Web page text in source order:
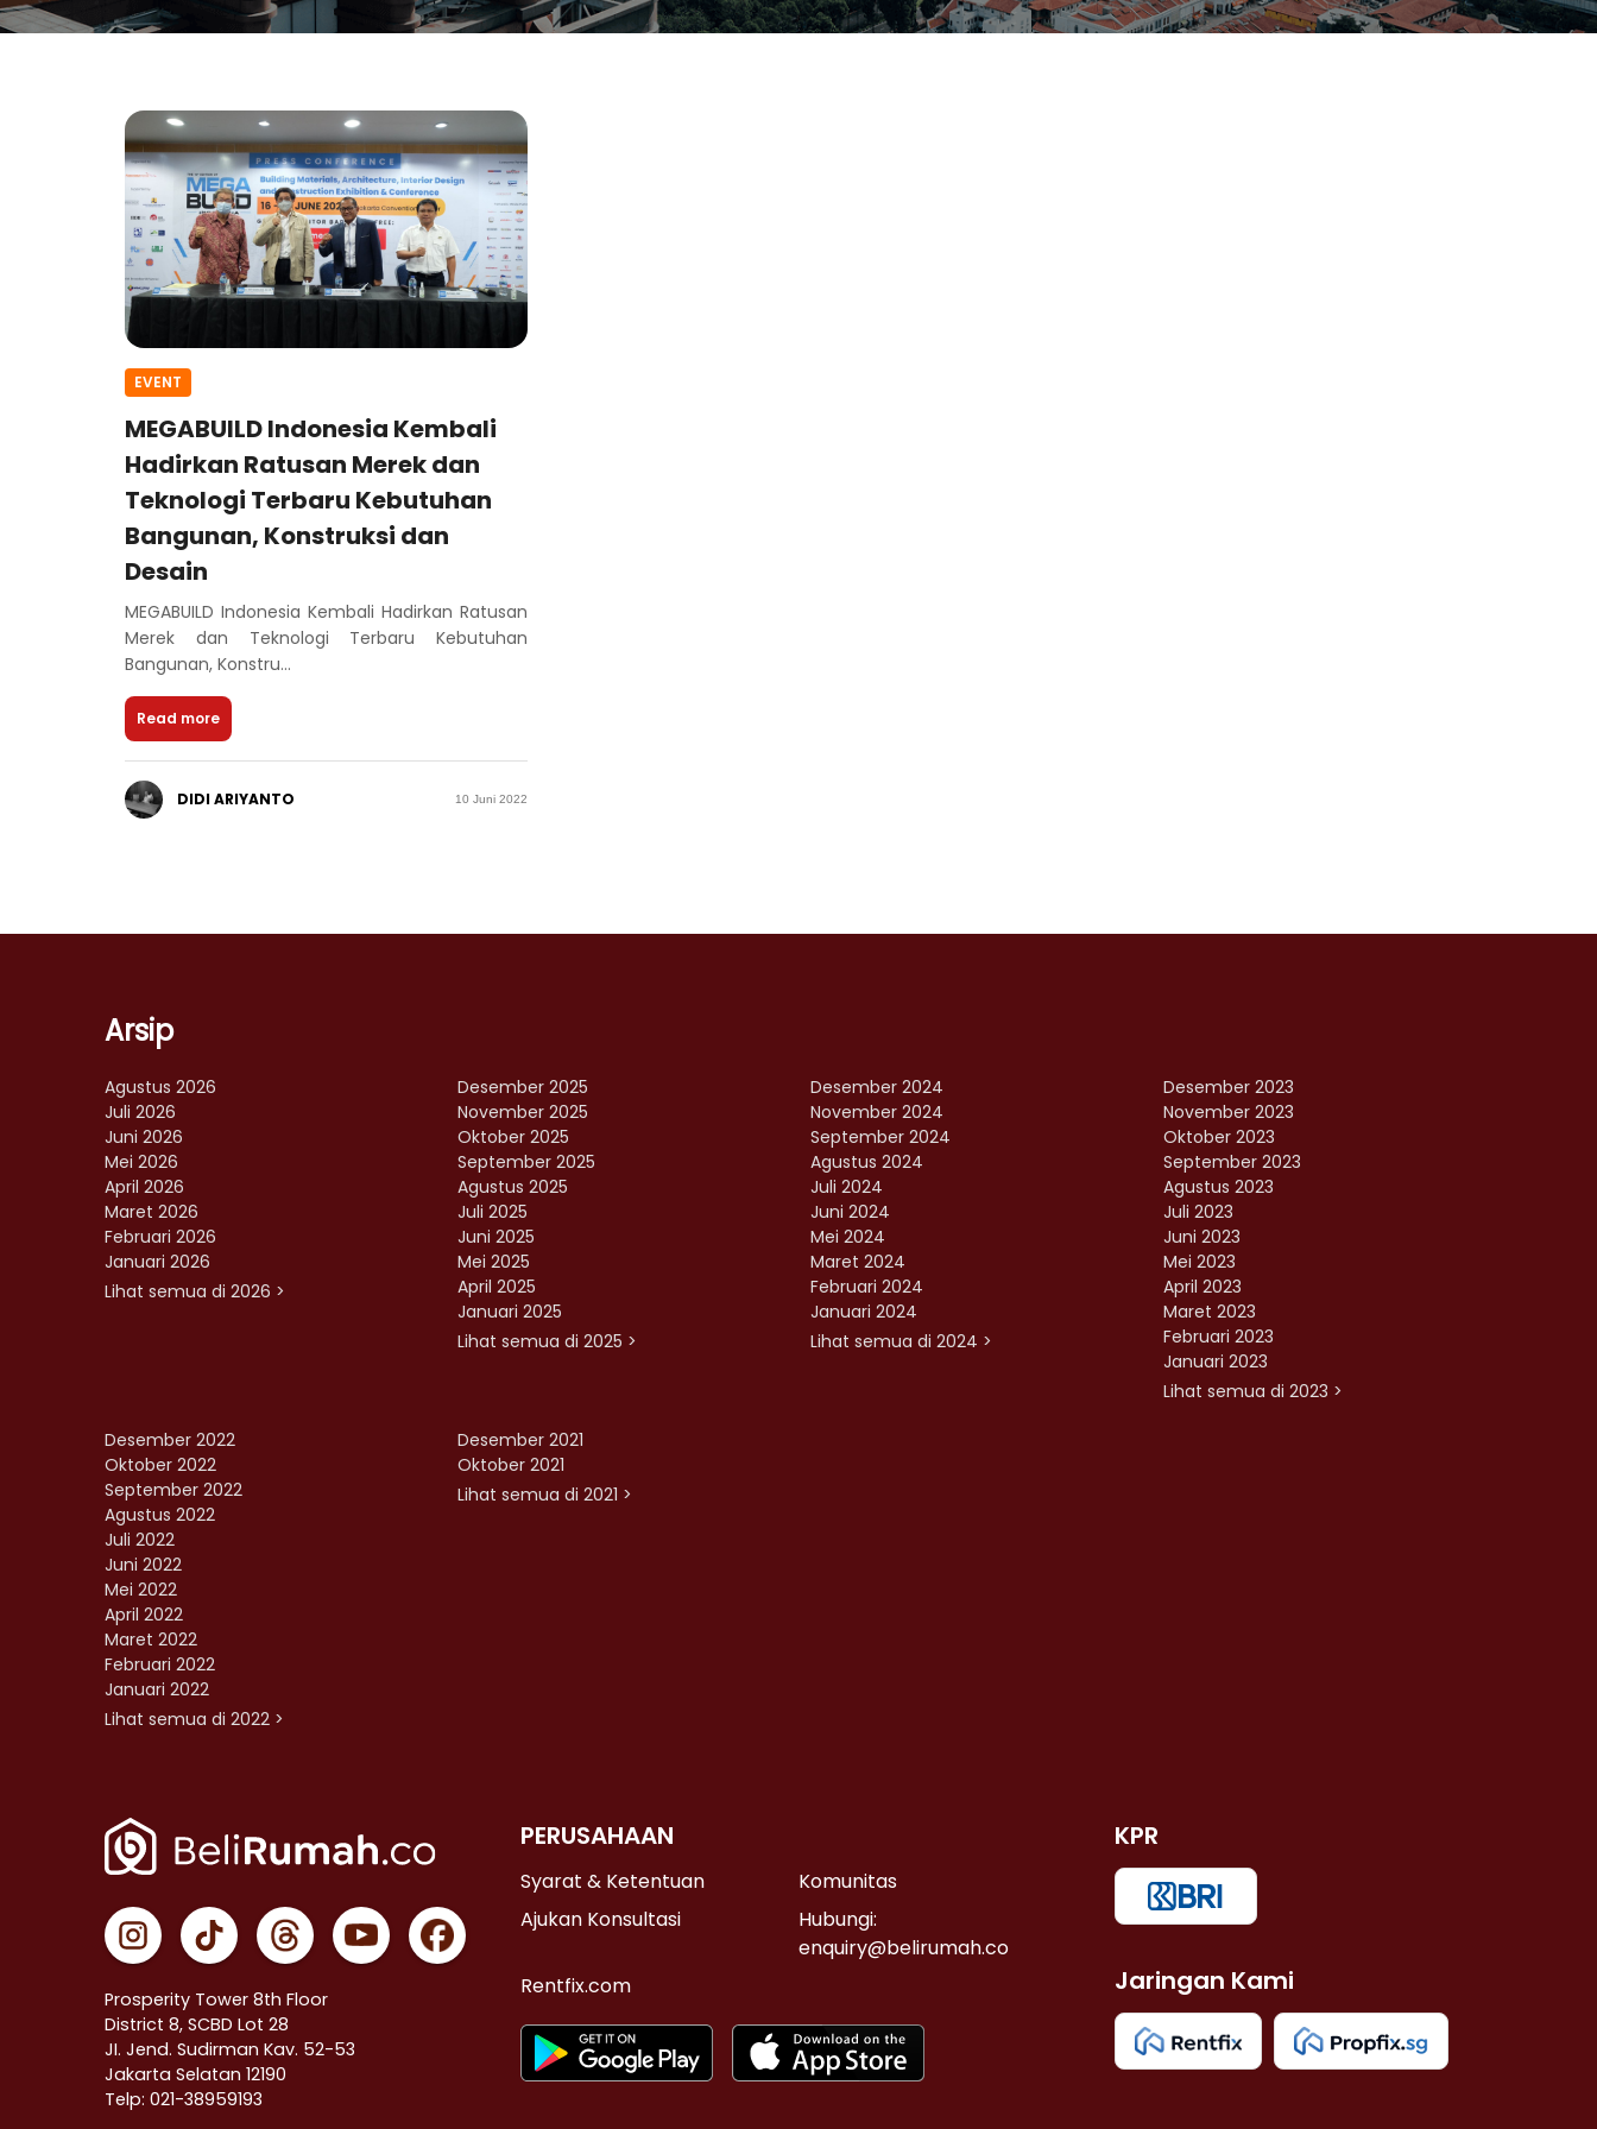
EVENT
MEGABUILD Indonesia Kembali
Hadirkan Ratusan Merek dan
Teknologi Terbaru Kebutuhan
Bangunan, Konstruksi dan
Desain
MEGABUILD Indonesia Kembali Hadirkan Ratusan
Merek dan Teknologi Terbaru Kebutuhan
Bangunan, Konstru...
Read more
DIDI ARIYANTO 10 Juni 2022
Arsip
Agustus 2026
Juli 2026
Juni 2026
Mei 2026
April 2026
Maret 2026
Februari 2026
Januari 2026
Lihat semua di 2026 >
Desember 2025
November 2025
Oktober 2025
September 2025
Agustus 2025
Juli 2025
Juni 2025
Mei 2025
April 2025
Januari 2025
Lihat semua di 2025 >
Desember 2024
November 2024
September 2024
Agustus 2024
Juli 2024
Juni 2024
Mei 2024
Maret 2024
Februari 2024
Januari 2024
Lihat semua di 2024 >
Desember 2023
November 2023
Oktober 2023
September 2023
Agustus 2023
Juli 2023
Juni 2023
Mei 2023
April 2023
Maret 2023
Februari 2023
Januari 2023
Lihat semua di 2023 >
Desember 2022
Oktober 2022
September 2022
Agustus 2022
Juli 2022
Juni 2022
Mei 2022
April 2022
Maret 2022
Februari 2022
Januari 2022
Lihat semua di 2022 >
Desember 2021
Oktober 2021
Lihat semua di 2021 >
Prosperity Tower 8th Floor
District 8, SCBD Lot 28
JI. Jend. Sudirman Kav. 52-53
Jakarta Selatan 12190
Telp: 021-38959193
PERUSAHAAN
Syarat & Ketentuan
Komunitas
Ajukan Konsultasi
Hubungi:
enquiry@belirumah.co
Rentfix.com
KPR
Jaringan Kami